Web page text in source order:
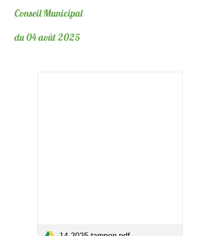
Conseil Municipal
du 04 août 2025